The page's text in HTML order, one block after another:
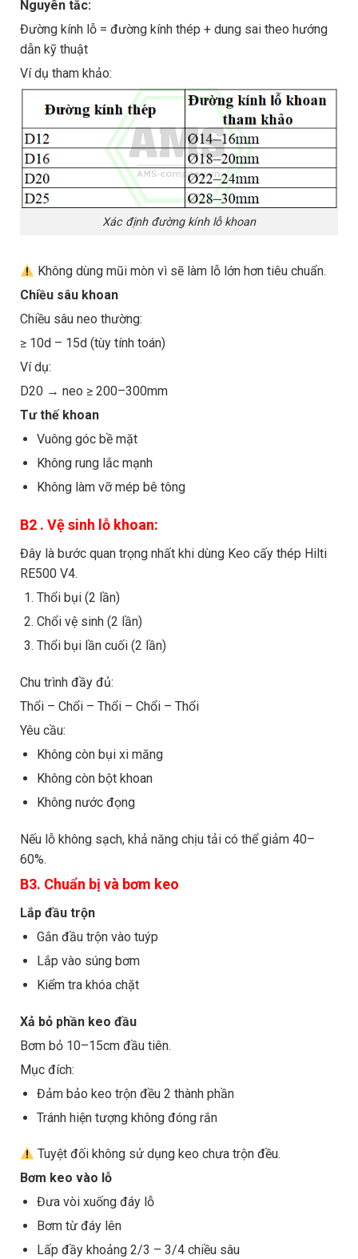
Nguyên tắc:
Đường kính lỗ = đường kính thép + dung sai theo hướng
dẫn kỹ thuật
Ví dụ tham khảo:
Xác định đường kính lỗ khoan
Không dùng mũi mòn vì sẽ làm lỗ lớn hơn tiêu chuẩn.
Chiều sâu khoan
Chiều sâu neo thường:
≥ 10d – 15d (tùy tính toán)
Ví dụ:
D20 → neo ≥ 200–300mm
Tư thế khoan
Vuông góc bề mặt
Không rung lắc mạnh
Không làm vỡ mép bê tông
B2 . Vệ sinh lỗ khoan:
Đây là bước quan trọng nhất khi dùng Keo cấy thép Hilti
RE500 V4.
Thổi bụi (2 lần)
Chổi vệ sinh (2 lần)
Thổi bụi lần cuối (2 lần)
Chu trình đầy đủ:
Thổi – Chổi – Thổi – Chổi – Thổi
Yêu cầu:
Không còn bụi xi măng
Không còn bột khoan
Không nước đọng
Nếu lỗ không sạch, khả năng chịu tải có thể giảm 40–
60%.
B3. Chuẩn bị và bơm keo
Lắp đầu trộn
Gắn đầu trộn vào tuýp
Lắp vào súng bơm
Kiểm tra khóa chặt
Xả bỏ phần keo đầu
Bơm bỏ 10–15cm đầu tiên.
Mục đích:
Đảm bảo keo trộn đều 2 thành phần
Tránh hiện tượng không đóng rắn
Tuyệt đối không sử dụng keo chưa trộn đều.
Bơm keo vào lỗ
Đưa vòi xuống đáy lỗ
Bơm từ đáy lên
Lấp đầy khoảng 2/3 – 3/4 chiều sâu